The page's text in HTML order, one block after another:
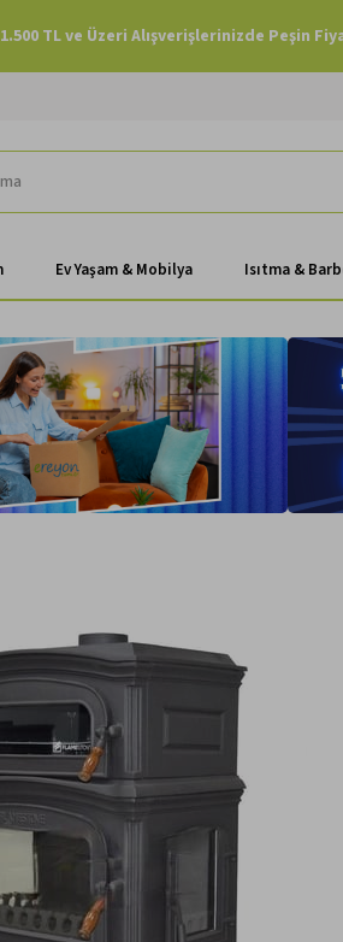
Havale Ödemenizde Sepette Ekstra
Ev Yaşam & Mobilya Isıtma &